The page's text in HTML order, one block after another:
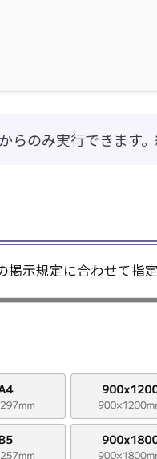
らのみ実行できます
示規定に合わせて指